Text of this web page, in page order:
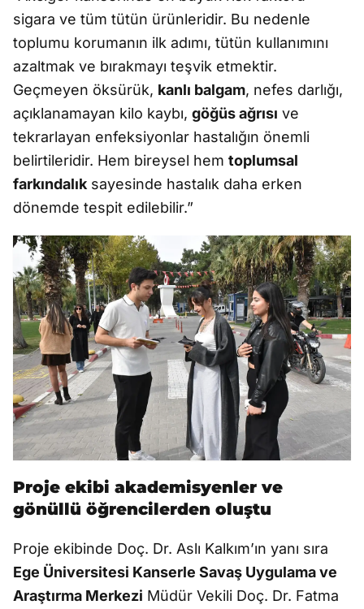
sigara ve tüm tütün ürünleridir. Bu nedenle
toplumu korumanın ilk adımı, tütün kullanımını
azaltmak ve bırakmayı teşvik etmektir.
Geçmeyen öksürük, kanlı balgam, nefes darlığı,
açıklanamayan kilo kaybı, göğüs ağrısı ve
tekrarlayan enfeksiyonlar hastalığın önemli
belirtileridir. Hem bireysel hem toplumsal
farkındalık sayesinde hastalık daha erken
dönemde tespit edilebilir.”
Proje ekibi akademisyenler ve
gönüllü öğrencilerden oluştu
Proje ekibinde Doç. Dr. Aslı Kalkım’ın yanı sıra
Ege Üniversitesi Kanserle Savaş Uygulama ve
Araştırma Merkezi Müdür Vekili Doç. Dr. Fatma